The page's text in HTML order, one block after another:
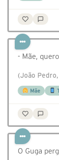
- Mãe,
(João
Mãe
O Guga